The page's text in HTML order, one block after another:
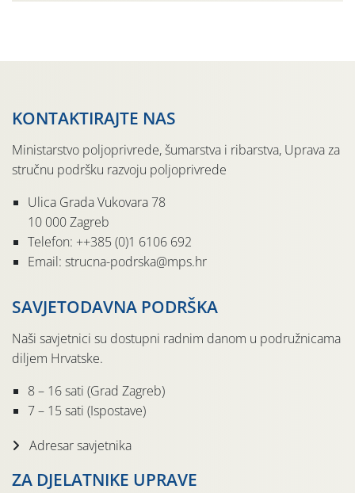
KONTAKTIRAJTE NAS
Ministarstvo poljoprivrede, šumarstva i ribarstva, Uprava za
stručnu podršku razvoju poljoprivrede
Ulica Grada Vukovara 78
10 000 Zagreb
Telefon: ++385 (0)1 6106 692
Email: strucna-podrska@mps.hr
SAVJETODAVNA PODRŠKA
Naši savjetnici su dostupni radnim danom u podružnicama
diljem Hrvatske.
8 – 16 sati (Grad Zagreb)
7 – 15 sati (Ispostave)
Adresar savjetnika
ZA DJELATNIKE UPRAVE